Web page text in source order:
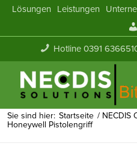
Lösungen Leistungen
Hotline 0391
Sie sind hier: Startseite / NECDIS
Honeywell Pistolengriff